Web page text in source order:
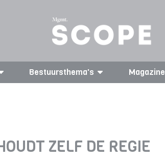
Bestuursthema's Magazine
ZELF DE REGIE